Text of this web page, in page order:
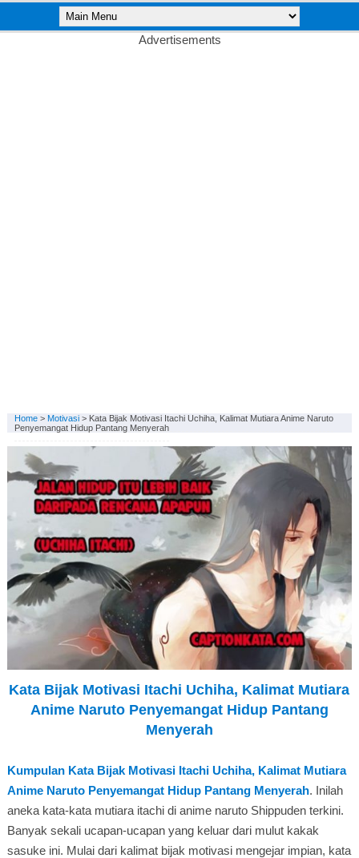
Advertisements
Home> Motivasi> Kata Bijak Motivasi Itachi Uchiha, Kalimat Mutiara Anime Naruto
Penyemangat Hidup Pantang Menyerah
Kata Bijak Motivasi Itachi Uchiha, Kalimat Mutiara
Anime Naruto Penyemangat Hidup Pantang
Menyerah
Kumpulan Kata Bijak Motivasi Itachi Uchiha, Kalimat Mutiara
Anime Naruto Penyemangat Hidup Pantang Menyerah. Inilah
aneka kata-kata mutiara itachi di anime naruto Shippuden terkini.
Banyak sekali ucapan-ucapan yang keluar dari mulut kakak
sasuke ini. Mulai dari kalimat bijak motivasi mengejar impian, kata